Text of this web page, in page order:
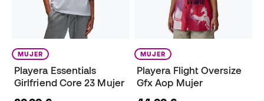
MUJER
Playera Essentials
Girlfriend Core 23 Mujer
MUJER
Playera Flight Oversize
Gfx Aop Mujer